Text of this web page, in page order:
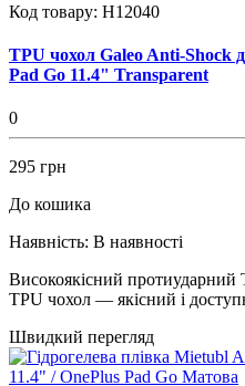
Код товару: H12040
TPU чохол Galeo Anti-Shock
Pad Go 11.4" Transparent
0
295 грн
До кошика
Наявність: В наявності
Високоякісний протиударний
TPU чохол — якісний і
Швидкий перегляд